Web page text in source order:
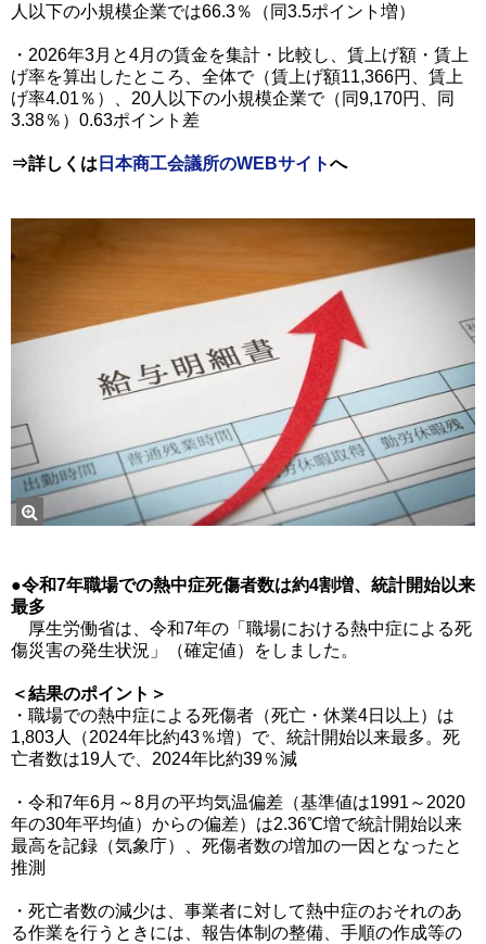
人以下の小規模企業では66.3％（同3.5ポイント増）
・2026年3月と4月の賃金を集計・比較し、賃上げ額・賃上
げ率を算出したところ、全体で（賃上げ額11,366円、賃上
げ率4.01％）、20人以下の小規模企業で（同9,170円、同
3.38％）0.63ポイント差
⇒詳しくは 日本商工会議所のWEBサイトへ
●令和7年職場での熱中症死傷者数は約4割増、統計開始以来
最多
厚生労働省は、令和7年の「職場における熱中症による死
傷災害の発生状況」（確定値）をしました。
＜結果のポイント＞
・職場での熱中症による死傷者（死亡・休業4日以上）は
1,803人（2024年比約43％増）で、統計開始以来最多。死
亡者数は19人で、2024年比約39％減
・令和7年6月～8月の平均気温偏差（基準値は1991～2020
年の30年平均値）からの偏差）は2.36℃増で統計開始以来
最高を記録（気象庁）、死傷者数の増加の一因となったと
推測
・死亡者数の減少は、事業者に対して熱中症のおそれのあ
る作業を行うときには、報告体制の整備、手順の作成等の